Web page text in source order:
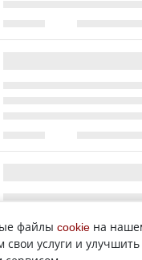
файлы cookie на
свои услуги и улучшить